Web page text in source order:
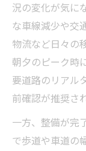
況の変化が気に
な車線減少や交
物流など日々の
朝夕のピーク時
要道路のリアル
前確認が推奨さ
一方、整備が完
で歩道や車道の